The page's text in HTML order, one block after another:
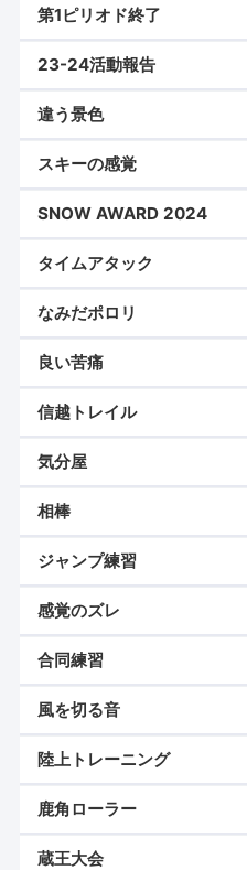
第1ピリオド終了
23-24活動報告
違う景色
スキーの感覚
SNOW AWARD 2024
タイムアタック
なみだポロリ
良い苦痛
信越トレイル
気分屋
相棒
ジャンプ練習
感覚のズレ
合同練習
風を切る音
陸上トレーニング
鹿角ローラー
蔵王大会